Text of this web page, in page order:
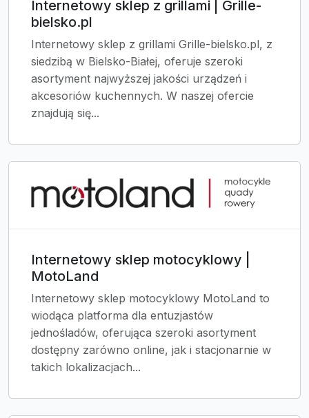
Internetowy sklep z grillami | Grille-
bielsko.pl
Internetowy sklep z grillami Grille-bielsko.pl, z
siedzibą w Bielsko-Białej, oferuje szeroki
asortyment najwyższej jakości urządzeń i
akcesoriów kuchennych. W naszej ofercie
znajdują się...
Internetowy sklep motocyklowy |
MotoLand
Internetowy sklep motocyklowy MotoLand to
wiodąca platforma dla entuzjastów
jednośladów, oferująca szeroki asortyment
dostępny zarówno online, jak i stacjonarnie w
takich lokalizacjach...